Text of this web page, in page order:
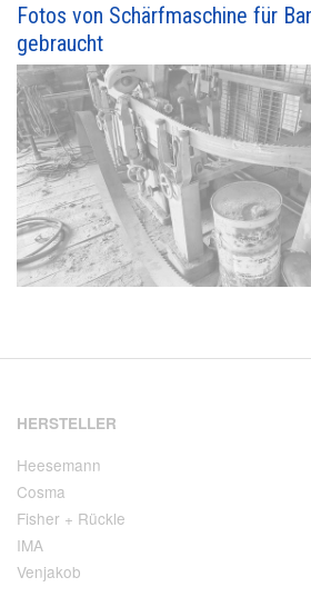
Fotos von Schärfmaschine für
gebraucht
HERSTELLER
Heesemann
Cosma
Fisher + Rückle
IMA
Venjakob